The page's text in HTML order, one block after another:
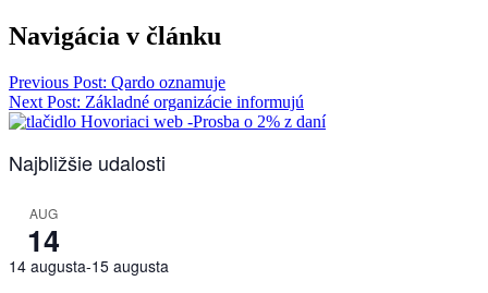
Navigácia v článku
Previous Post: Qardo oznamuje
Next Post: Základné organizácie informujú
Najbližšie udalosti
AUG
14
14 augusta-15 augusta